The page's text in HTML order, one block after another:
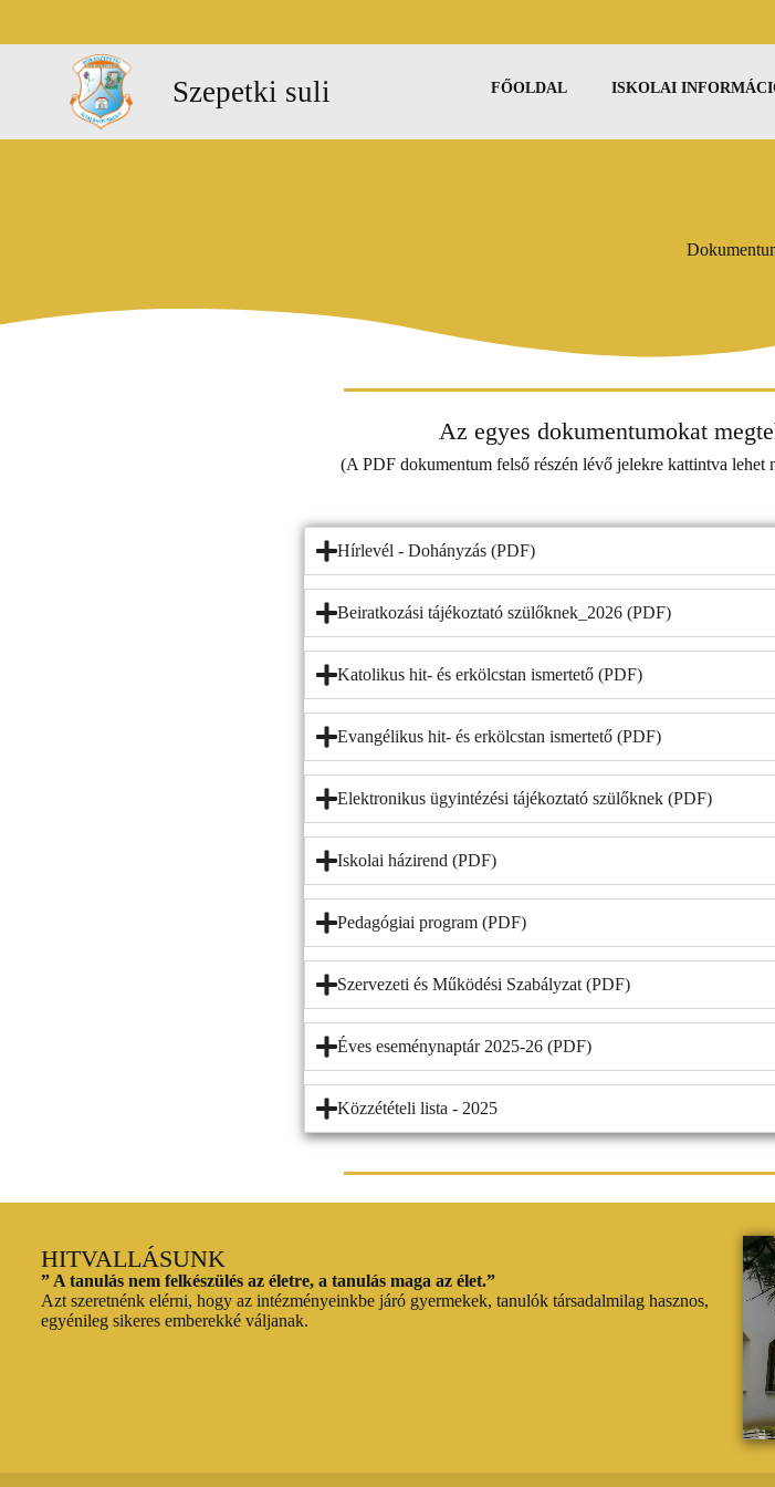
Szepetki suli FŐOLDAL ISKOLAI
Az egyes dokumentumokat
(A PDF dokumentum felső részén lévő jelekre kattintva
Hírlevél - Dohányzás (PDF)
Beiratkozási tájékoztató szülőknek_2026 (PDF)
Katolikus hit- és erkölcstan ismertető (PDF)
Evangélikus hit- és erkölcstan ismertető (PDF)
Elektronikus ügyintézési tájékoztató szülőknek (PDF)
Iskolai házirend (PDF)
Pedagógiai program (PDF)
Szervezeti és Működési Szabályzat (PDF)
Éves eseménynaptár 2025-26 (PDF)
Közzétételi lista - 2025
HITVALLÁSUNK
” A tanulás nem felkészülés az életre, a tanulás maga az élet.”
Azt szeretnénk elérni, hogy az intézményeinkbe járó gyermekek, tanulók társadalmilag hasznos,
egyénileg sikeres emberekké váljanak.